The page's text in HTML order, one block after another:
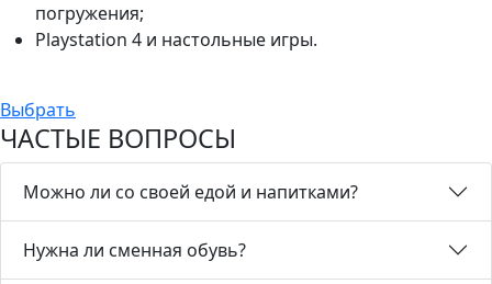
погружения;
Playstation 4 и настольные игры.
Выбрать
ЧАСТЫЕ ВОПРОСЫ
Можно ли со своей едой и напитками?
Нужна ли сменная обувь?